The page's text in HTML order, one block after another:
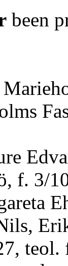
been
f. 3/
teol.